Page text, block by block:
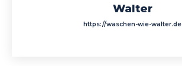
Walter
https://waschen-wie-walter.de